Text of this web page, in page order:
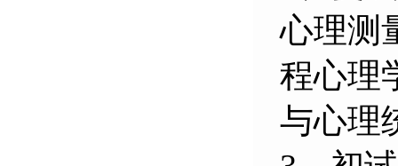
心理测
程心理
与心理